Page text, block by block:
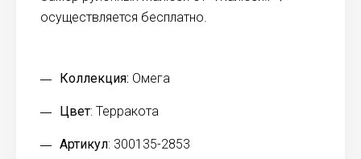
осуществляется бесплатно.
Коллекция: Омега
Цвет: Терракота
Артикул: 300135-2853